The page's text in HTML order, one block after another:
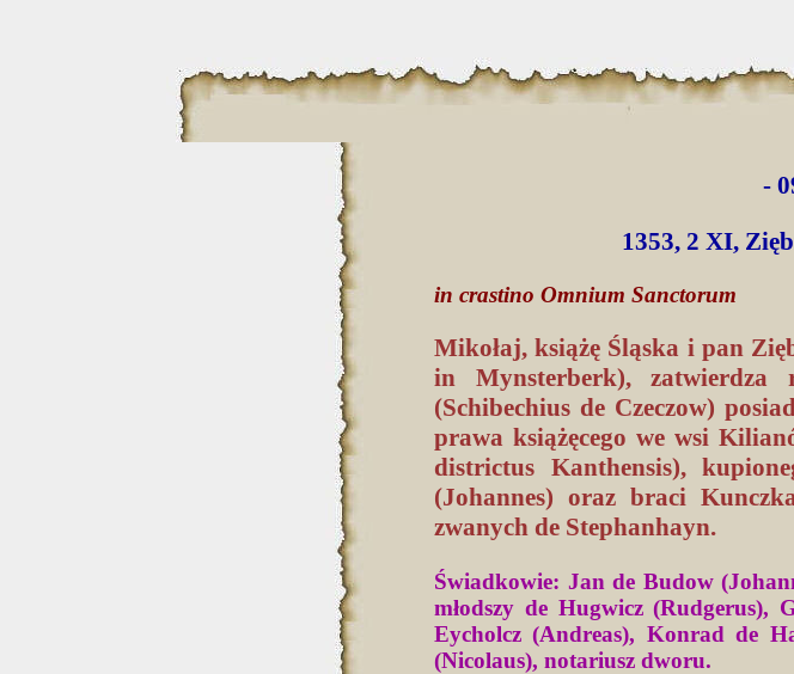
-
1353, 2 XI,
in crastino Omnium Sanctorum
Mikołaj, książę Śląska i pan
in Mynsterberk), zatwierdza
(Schibechius de Czeczow)
prawa książęcego we wsi
districtus Kanthensis),
(Johannes) oraz braci
zwanych de Stephanhayn.
Świadkowie: Jan de Budow
młodszy de Hugwicz (Rudgerus),
Eycholcz (Andreas), Konrad de
(Nicolaus), notariusz dworu.